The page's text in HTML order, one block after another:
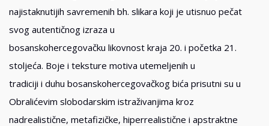
najistaknutijih savremenih bh. slikara koji je utisnuo pečat
svog autentičnog izraza u
bosanskohercegovačku likovnost kraja 20. i početka 21.
stoljeća. Boje i teksture motiva utemeljenih u
tradiciji i duhu bosanskohercegovačkog bića prisutni su u
Obralićevim slobodarskim istraživanjima kroz
nadrealistične, metafizičke, hiperrealistične i apstraktne